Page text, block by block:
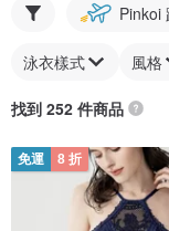
Pinkoi
泳衣樣式 風格
找到 252 件商品
免運 8 折